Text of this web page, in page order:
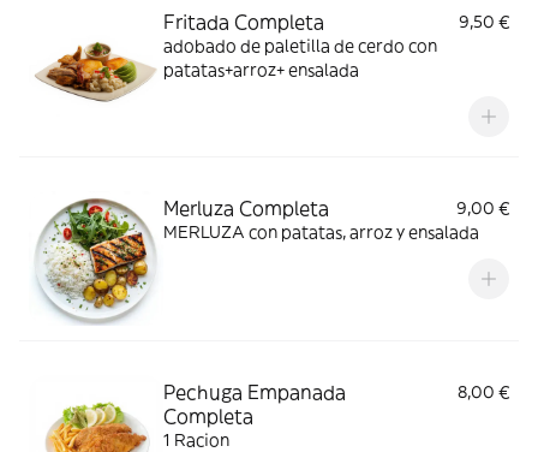
Fritada Completa
9,50 €
adobado de paletilla de cerdo con
patatas+arroz+ ensalada
Merluza Completa
9,00 €
MERLUZA con patatas, arroz y ensalada
Pechuga Empanada
Completa
8,00 €
1 Racion